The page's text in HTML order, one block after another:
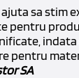
sa stim
pentru
indata
pentru
SA